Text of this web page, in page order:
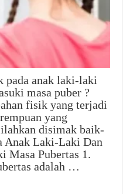
pada anak laki-laki
masa puber ?
fisik yang terjadi
yang
disimak baik-
Anak Laki-Laki Dan
Masa Pubertas 1.
adalah …